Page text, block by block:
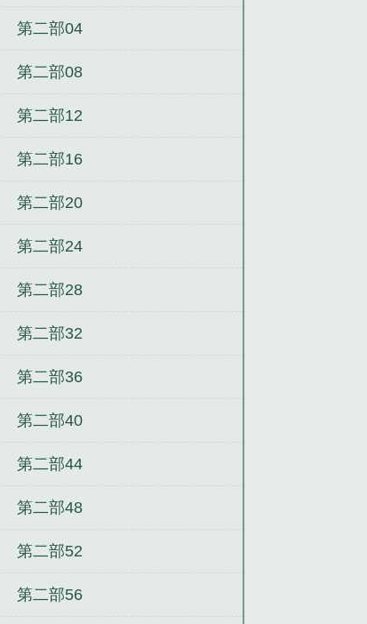
第二部04
第二部08
第二部12
第二部16
第二部20
第二部24
第二部28
第二部32
第二部36
第二部40
第二部44
第二部48
第二部52
第二部56